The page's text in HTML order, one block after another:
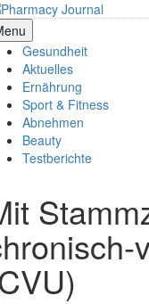
Skip
to
content
Journal
Gesundheit
Aktuelles
Ernährung
Sport & Fitness
Abnehmen
Beauty
Testberichte